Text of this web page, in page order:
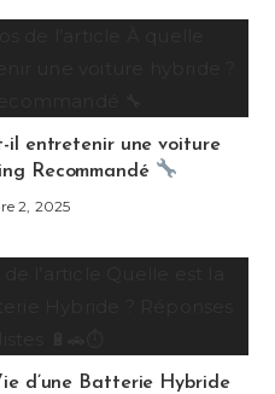
il entretenir une voiture
Recommandé
2, 2025
d’une Batterie Hybride